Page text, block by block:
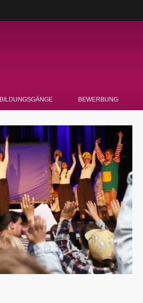
BILDUNGSGÄNGE BEWERBUNG